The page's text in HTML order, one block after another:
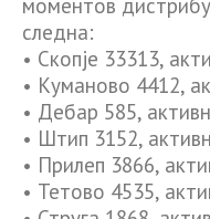
следна:
• Скопје 33313,
• Куманово 4412,
• Дебар 585,
• Штип 3152,
• Прилеп 3866,
• Тетово 4535,